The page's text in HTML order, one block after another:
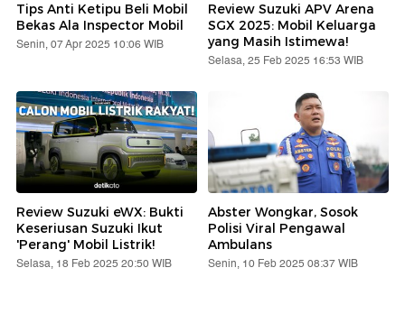
Tips Anti Ketipu Beli Mobil
Bekas Ala Inspector Mobil
Senin, 07 Apr 2025 10:06 WIB
Review Suzuki APV Arena
SGX 2025: Mobil Keluarga
yang Masih Istimewa!
Selasa, 25 Feb 2025 16:53 WIB
Review Suzuki eWX: Bukti
Keseriusan Suzuki Ikut
'Perang' Mobil Listrik!
Selasa, 18 Feb 2025 20:50 WIB
Abster Wongkar, Sosok
Polisi Viral Pengawal
Ambulans
Senin, 10 Feb 2025 08:37 WIB